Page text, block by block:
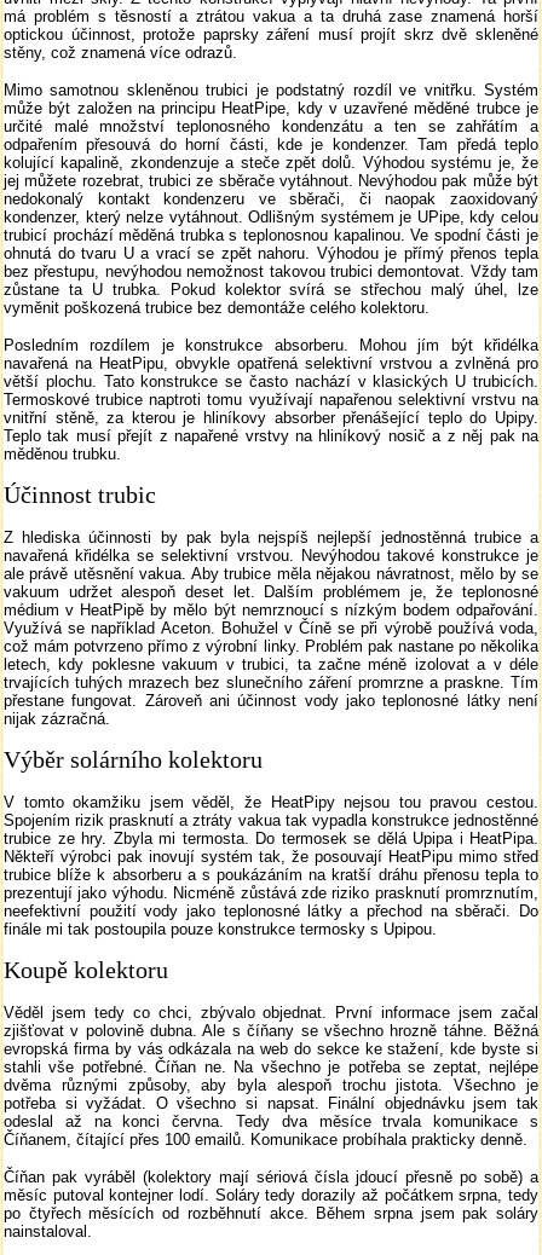
má problém s těsností a ztrátou vakua a ta druhá zase znamená horší
optickou účinnost, protože paprsky záření musí projít skrz dvě skleněné
stěny, což znamená více odrazů.
Mimo samotnou skleněnou trubici je podstatný rozdíl ve vnitřku. Systém
může být založen na principu HeatPipe, kdy v uzavřené měděné trubce je
určité malé množství teplonosného kondenzátu a ten se zahřátím a
odpařením přesouvá do horní části, kde je kondenzer. Tam předá teplo
kolující kapalině, zkondenzuje a steče zpět dolů. Výhodou systému je, že
jej můžete rozebrat, trubici ze sběrače vytáhnout. Nevýhodou pak může být
nedokonalý kontakt kondenzeru ve sběrači, či naopak zaoxidovaný
kondenzer, který nelze vytáhnout. Odlišným systémem je UPipe, kdy celou
trubicí prochází měděná trubka s teplonosnou kapalinou. Ve spodní části je
ohnutá do tvaru U a vrací se zpět nahoru. Výhodou je přímý přenos tepla
bez přestupu, nevýhodou nemožnost takovou trubici demontovat. Vždy tam
zůstane ta U trubka. Pokud kolektor svírá se střechou malý úhel, lze
vyměnit poškozená trubice bez demontáže celého kolektoru.
Posledním rozdílem je konstrukce absorberu. Mohou jím být křidélka
navařená na HeatPipu, obvykle opatřená selektivní vrstvou a zvlněná pro
větší plochu. Tato konstrukce se často nachází v klasických U trubicích.
Termoskové trubice naptroti tomu využívají napařenou selektivní vrstvu na
vnitřní stěně, za kterou je hliníkovy absorber přenášející teplo do Upipy.
Teplo tak musí přejít z napařené vrstvy na hliníkový nosič a z něj pak na
měděnou trubku.
Účinnost trubic
Z hlediska účinnosti by pak byla nejspíš nejlepší jednostěnná trubice a
navařená křidélka se selektivní vrstvou. Nevýhodou takové konstrukce je
ale právě utěsnění vakua. Aby trubice měla nějakou návratnost, mělo by se
vakuum udržet alespoň deset let. Dalším problémem je, že teplonosné
médium v HeatPipě by mělo být nemrznoucí s nízkým bodem odpařování.
Využívá se například Aceton. Bohužel v Číně se při výrobě používá voda,
což mám potvrzeno přímo z výrobní linky. Problém pak nastane po několika
letech, kdy poklesne vakuum v trubici, ta začne méně izolovat a v déle
trvajících tuhých mrazech bez slunečního záření promrzne a praskne. Tím
přestane fungovat. Zároveň ani účinnost vody jako teplonosné látky není
nijak zázračná.
Výběr solárního kolektoru
V tomto okamžiku jsem věděl, že HeatPipy nejsou tou pravou cestou.
Spojením rizik prasknutí a ztráty vakua tak vypadla konstrukce jednostěnné
trubice ze hry. Zbyla mi termosta. Do termosek se dělá Upipa i HeatPipa.
Někteří výrobci pak inovují systém tak, že posouvají HeatPipu mimo střed
trubice blíže k absorberu a s poukázáním na kratší dráhu přenosu tepla to
prezentují jako výhodu. Nicméně zůstává zde riziko prasknutí promrznutím,
neefektivní použití vody jako teplonosné látky a přechod na sběrači. Do
finále mi tak postoupila pouze konstrukce termosky s Upipou.
Koupě kolektoru
Věděl jsem tedy co chci, zbývalo objednat. První informace jsem začal
zjišťovat v polovině dubna. Ale s číňany se všechno hrozně táhne. Běžná
evropská firma by vás odkázala na web do sekce ke stažení, kde byste si
stahli vše potřebné. Číňan ne. Na všechno je potřeba se zeptat, nejlépe
dvěma různými způsoby, aby byla alespoň trochu jistota. Všechno je
potřeba si vyžádat. O všechno si napsat. Finální objednávku jsem tak
odeslal až na konci června. Tedy dva měsíce trvala komunikace s
Číňanem, čítající přes 100 emailů. Komunikace probíhala prakticky denně.
Číňan pak vyráběl (kolektory mají sériová čísla jdoucí přesně po sobě) a
měsíc putoval kontejner lodí. Soláry tedy dorazily až počátkem srpna, tedy
po čtyřech měsících od rozběhnutí akce. Během srpna jsem pak soláry
nainstaloval.